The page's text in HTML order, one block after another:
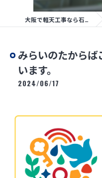
大阪で軽天工事なら石見大田工業株式会社
みらいのたから
います。
2024/06/17